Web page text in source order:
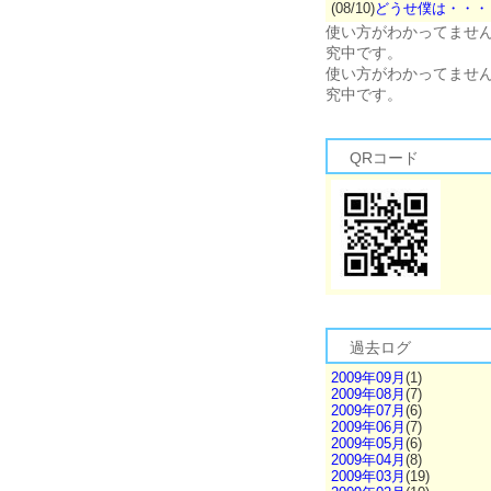
(08/10)どうせ僕は・・・
使い方がわかってませ
究中です。
使い方がわかってませ
究中です。
QRコード
過去ログ
2009年09月 (1)
2009年08月 (7)
2009年07月 (6)
2009年06月 (7)
2009年05月 (6)
2009年04月 (8)
2009年03月 (19)